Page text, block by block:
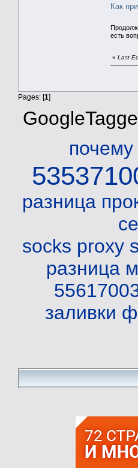
Как
есть
« Last
Pages: [1]
разница
socks proxy
разница
заливки